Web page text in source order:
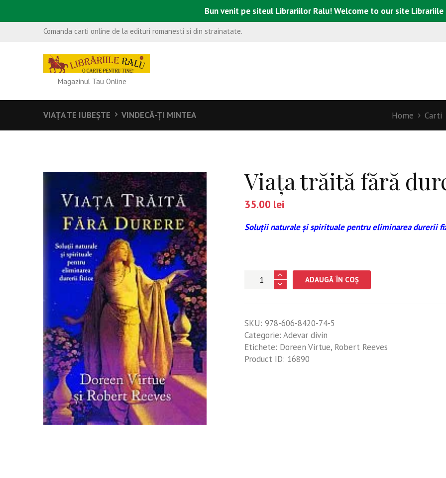
Bun venit pe siteul Librariilor Ralu! Welcome to our site Librariile
Comanda carti online de la edituri romanesti si din strainatate.
Magazinul Tau Online
VIAŢA TE IUBEŞTE VINDECĂ-ŢI MINTEA Home Carti
Viaţa trăită fără
35.00 lei
Soluţii naturale şi spirituale pentru eliminarea durerii
Cantitate
durere
ADAUGĂ ÎN COȘ
SKU: 978-606-8420-74-5
Categorie: Adevar divin
Etichete: Doreen Virtue, Robert Reeves
Product ID: 16890